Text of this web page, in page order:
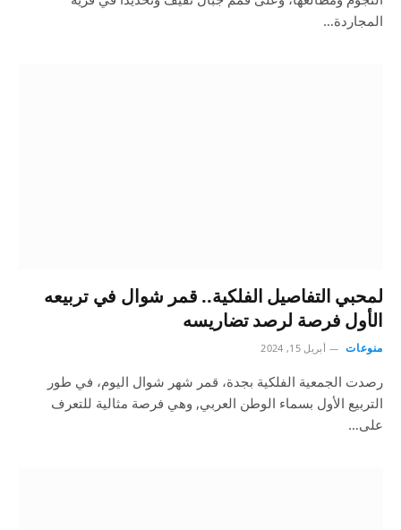
المجاردة…
لمحبي التفاصيل الفلكية.. قمر شوال في تربيعه
الأول فرصة لرصد تضاريسه
منوعات أبريل 15, 2024
رصدت الجمعية الفلكية بجدة، قمر شهر شوال اليوم، في طور
التربيع الأول بسماء الوطن العربي, وهي فرصة مثالية للتعرف
على…